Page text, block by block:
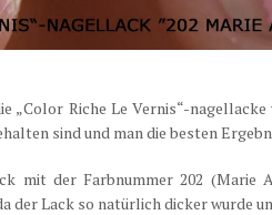
„Color Riche Le Vernis“-
sind und man die besten
mit der Farbnummer 202 (Marie
der Lack so natürlich dicker wurde